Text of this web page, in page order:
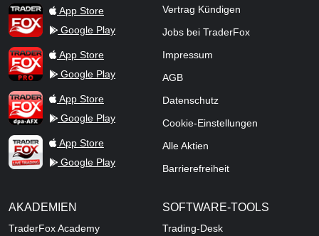
TraderFox AppApp Store
Google Play
TraderFox ProApp Store
Google Play
TraderFox dpa-AFX ProFeed
App Store
Google Play
TraderFox Live Trading
App Store
Google Play
Vertrag Kündigen
Jobs bei TraderFox
Impressum
AGB
Datenschutz
Cookie-Einstellungen
Alle Aktien
Barrierefreiheit
AKADEMIEN
TraderFox Academy
SOFTWARE-TOOLS
Trading-Desk